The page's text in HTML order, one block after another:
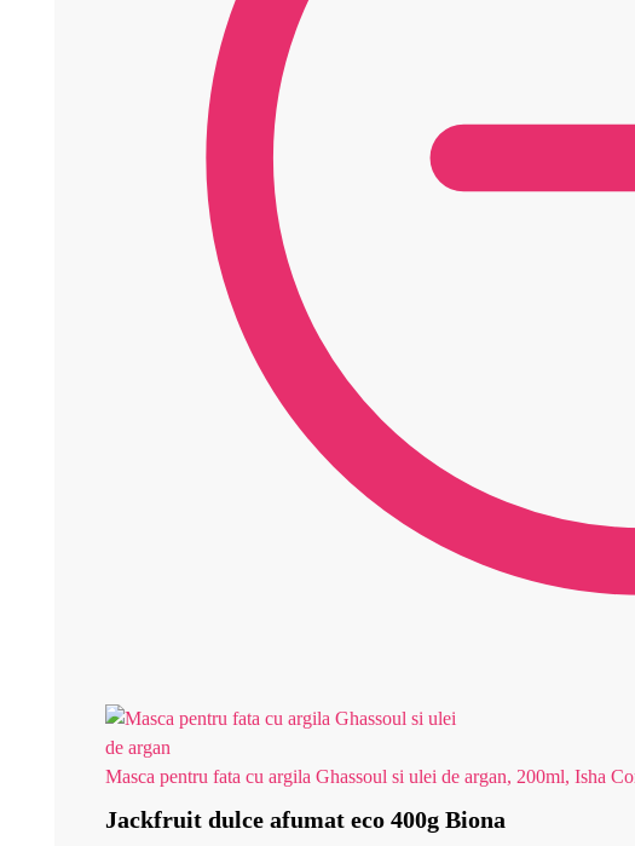
Masca pentru fata cu argila Ghassoul si ulei de argan, 200ml, Isha
Jackfruit dulce afumat eco 400g Biona